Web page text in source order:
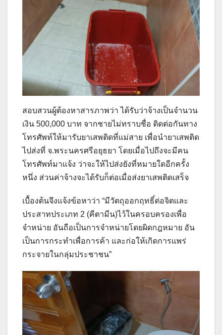
สอบสวนผู้ต้องหาสารภาพว่า ได้รับว่าจ้างเป็นจำนวน
เงิน 500,000 บาท จากชายไม่ทราบชื่อ ติดต่อกันทาง
โทรศัพท์ให้มารับยาเสพติดที่แม่สาย เพื่อนำยาเสพติด
ไปส่งที่ จ.พระนครศรีอยุธยา โดยเมื่อไปถึงจะมีคน
โทรศัพท์มาแจ้ง ว่าจะให้ไปส่งยังที่หมายใดอีกครั้ง
หนึ่ง ส่วนค่าจ้างจะได้รับก็ต่อเมื่อส่งยาเสพติดเสร็จ
เบื้องต้นจึงแจ้งข้อหาว่า “มีวัตถุออกฤทธิ์ต่อจิตและ
ประสาทประเภท 2 (คีตามีน)ไว้ในครอบครองเพื่อ
จำหน่าย อันถือเป็นการจำหน่ายโดยผิดกฎหมาย อัน
เป็นการกระทำเพื่อการค้า และก่อให้เกิดการแพร่
กระจายในกลุ่มประชาชน”